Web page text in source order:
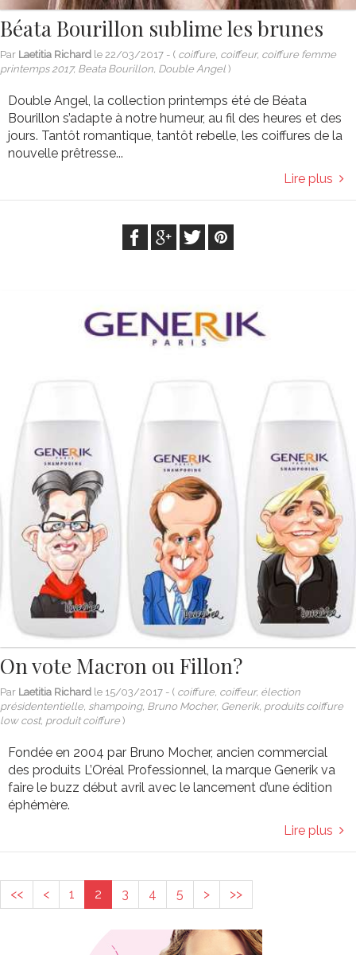
Béata Bourillon sublime les brunes
Par Laetitia Richard le 22/03/2017 - ( coiffure, coiffeur, coiffure femme
printemps 2017, Beata Bourillon, Double Angel )
Double Angel, la collection printemps été de Béata
Bourillon s’adapte à notre humeur, au fil des heures et des
jours. Tantôt romantique, tantôt rebelle, les coiffures de la
nouvelle prêtresse...
Lire plus
On vote Macron ou Fillon?
Par Laetitia Richard le 15/03/2017 - ( coiffure, coiffeur, élection
présidententielle, shampoing, Bruno Mocher, Generik, produits coiffure
low cost, produit coiffure )
Fondée en 2004 par Bruno Mocher, ancien commercial
des produits L’Oréal Professionnel, la marque Generik va
faire le buzz début avril avec le lancement d’une édition
éphémère.
Lire plus
<< < 1 2 3 4 5 > >>